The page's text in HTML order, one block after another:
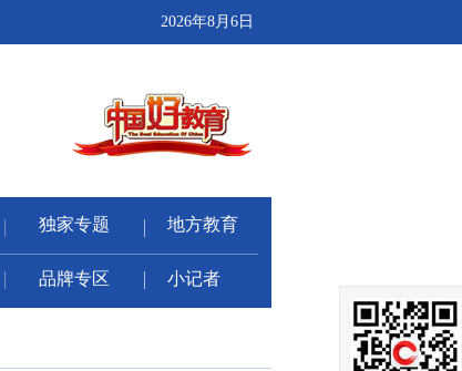
2026年8月6日
独家专题 地方教育
品牌专区 小记者